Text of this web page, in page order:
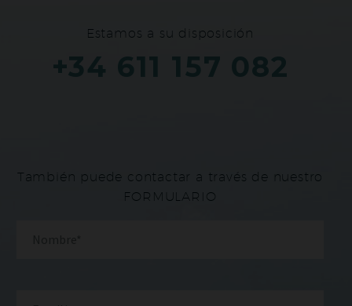
Estamos a su disposición
+34 611 157 082
También puede contactar a través de nuestro
FORMULARIO